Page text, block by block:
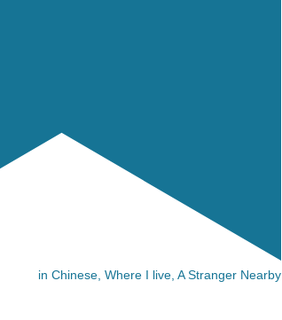
in Chinese,Where I live,A Stranger Nearby